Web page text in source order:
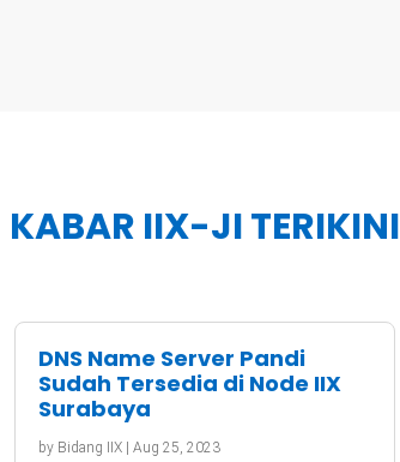
KABAR IIX-JI TERIKINI
DNS Name Server Pandi
Sudah Tersedia di Node IIX
Surabaya
by Bidang IIX| Aug 25, 2023